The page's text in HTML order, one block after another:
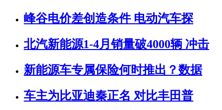
峰谷电价差创造条件 电动汽车探
北汽新能源1-4月销量破4000辆 冲击
新能源车专属保险何时推出？数据
车主为比亚迪秦正名 对比丰田普